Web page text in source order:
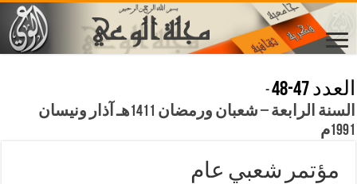
العدد 47-48
-
السنة الرابعة – شعبان ورمضان 1411هـ آذار ونيسان
1991م
مؤتمر شعبي عام